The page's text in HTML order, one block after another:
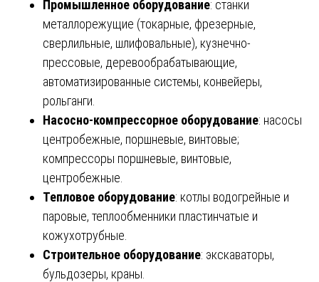
Промышленное оборудование: станки
металлорежущие (токарные, фрезерные,
сверлильные, шлифовальные), кузнечно-
прессовые, деревообрабатывающие,
автоматизированные системы, конвейеры,
рольганги.
Насосно-компрессорное оборудование: насосы
центробежные, поршневые, винтовые;
компрессоры поршневые, винтовые,
центробежные.
Тепловое оборудование: котлы водогрейные и
паровые, теплообменники пластинчатые и
кожухотрубные.
Строительное оборудование: экскаваторы,
бульдозеры, краны.